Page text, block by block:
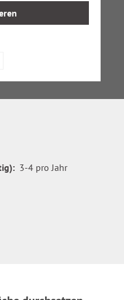
3-4 pro Jahr